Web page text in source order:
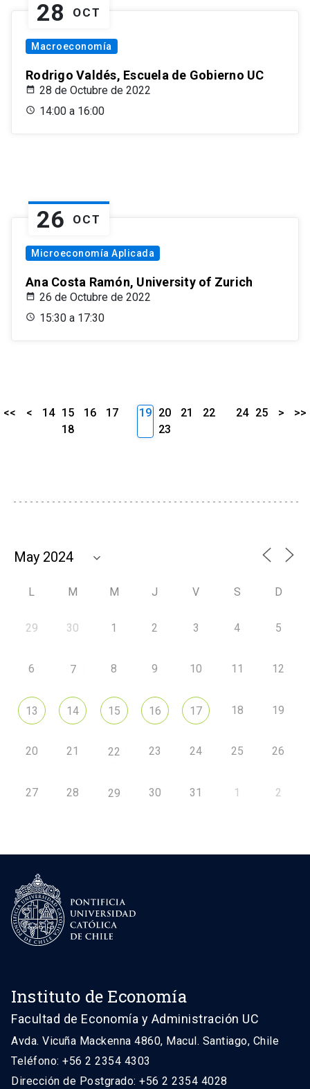
28 OCT
Macroeconomía
Rodrigo Valdés, Escuela de Gobierno UC
28 de Octubre de 2022
14:00 a 16:00
26 OCT
Microeconomía Aplicada
Ana Costa Ramón, University of Zurich
26 de Octubre de 2022
15:30 a 17:30
<< < 14 15 16
17
18
19 20 21
22
23
24 25 > >>
L M M J V S D
29 30 1 2 3 4 5
6 7 8 9 10 11 12
13 14 15 16 17 18 19
20 21 22 23 24 25 26
27 28 29 30 31 1 2
Instituto de Economía
Facultad de Economía y Administración UC
Avda. Vicuña Mackenna 4860, Macul. Santiago, Chile
Teléfono: +56 2 2354 4303
Dirección de Postgrado: +56 2 2354 4028